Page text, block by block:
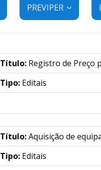
PREVIPER
Título:Registro de Preço
Tipo:Editais
Título:Aquisição de
Tipo:Editais